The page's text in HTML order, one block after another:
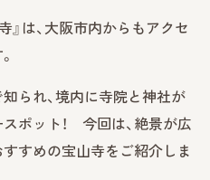
』は、大阪市内からもアクセ
られ、境内に寺院と神社が
ポット！ 今回は、絶景が広
すめの宝山寺をご紹介しま